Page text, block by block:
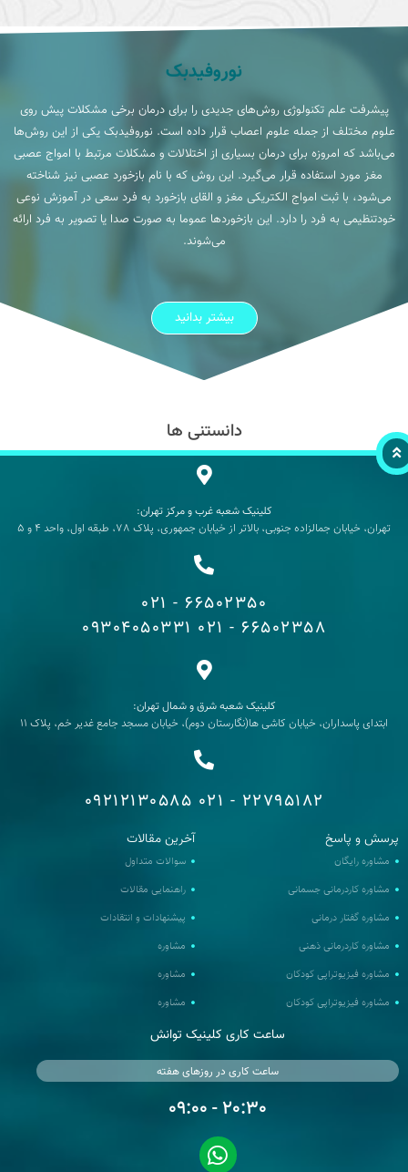
نوروفیدبک
پیشرفت علم تکنولوژی روش‌های جدیدی را برای درمان برخی مشکلات پیش روی
علوم مختلف از جمله علوم اعصاب قرار داده است. نوروفیدبک یکی از این روش‌ها
می‌باشد که امروزه برای درمان بسیاری از اختلالات و مشکلات مرتبط با امواج عصبی
مغز مورد استفاده قرار می‌گیرد. این روش که با نام بازخورد عصبی نیز شناخته
می‌شود، با ثبت امواج الکتریکی مغز و القای بازخورد به فرد سعی در آموزش نوعی
خودتنظیمی به فرد را دارد. این بازخورد‌ها عموما به صورت صدا یا تصویر به فرد ارائه
می‌شوند.
بیشتر بدانید
دانستنی ها
کلینیک شعبه غرب و مرکز تهران:
تهران، خیابان جمالزاده جنوبی، بالاتر از خیابان جمهوری، پلاک 78، طبقه اول، واحد 4 و 5
66502350 - 021
66502358 - 021
کلینیک شعبه شرق و شمال تهران:
ابتدای پاسداران، خیابان کاشی ها(نگارستان دوم)، خیابان مسجد جامع غدیر خم، پلاک 11
22795182 - 021
پرسش و پاسخ
مشاوره رایگان
مشاوره کاردرمانی جسمانی
مشاوره گفتار درمانی
مشاوره کاردرمانی ذهنی
مشاوره فیزیوتراپی کودکان
مشاوره فیزیوتراپی کودکان
آخرین مقالات
سوالات متداول
راهنمایی مقالات
پیشنهادات و انتقادات
مشاوره
مشاوره
مشاوره
ساعت کاری کلینیک توانش
ساعت کاری در روزهای هفته
20:30 - 09:00